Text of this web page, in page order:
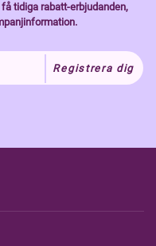
tidiga rabatt-erbjudanden,
Registrera dig